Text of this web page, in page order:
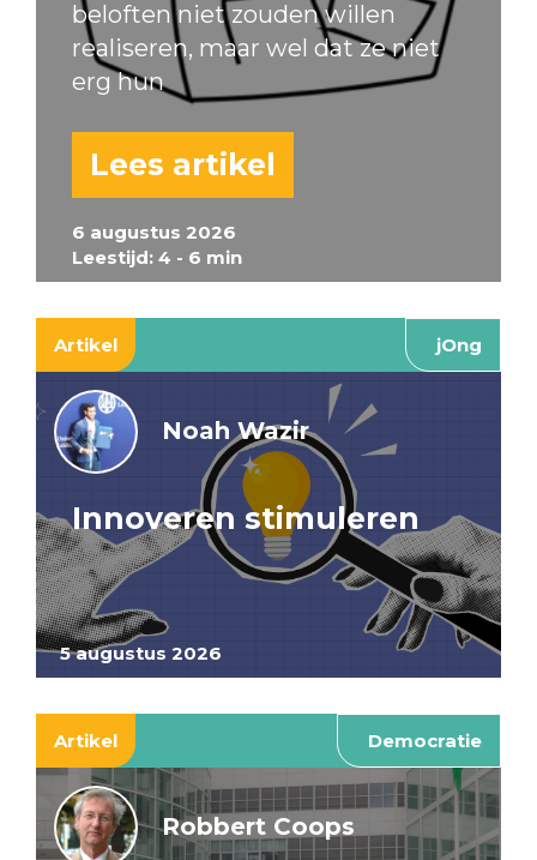
6 augustus 2026
Leestijd: 4 - 6 min
beloften niet zouden willen
realiseren, maar wel dat ze niet
erg hun
Lees artikel
Artikel jOng
5 augustus 2026
Noah Wazir
Innoveren stimuleren
Artikel Democratie
Robbert Coops